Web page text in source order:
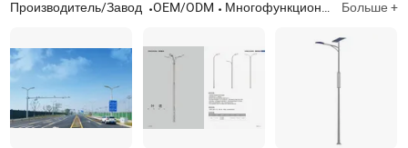
Производитель/Завод OEM/ODM Многофункциональные уличные фонари, муниципальные транспортные объекты, опоры для передачи и трансформации электроэнергии, телекоммуникационные вышки, станции зарядки дронов, солнечные фотогальванические крепления Больше +